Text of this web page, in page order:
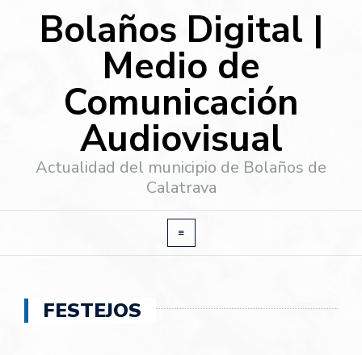
Bolaños Digital |
Medio de
Comunicación
Audiovisual
Actualidad del municipio de Bolaños de
Calatrava
FESTEJOS